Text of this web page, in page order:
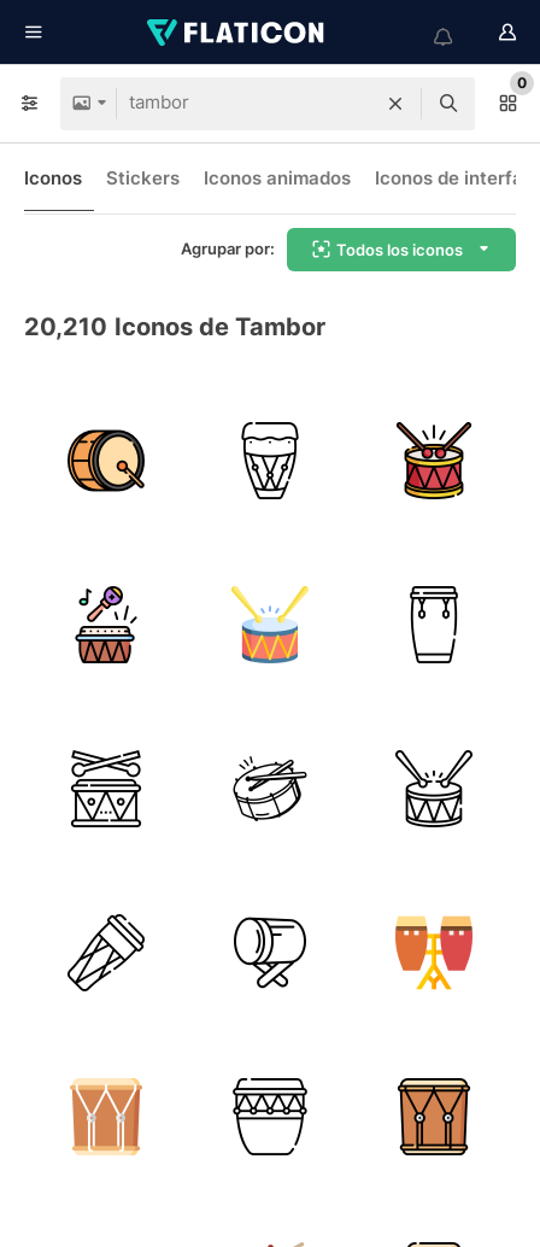
0
Iconos Stickers Iconos animados Iconos de interfaz
Agrupar por: Todos los iconos
20,210 Iconos de Tambor